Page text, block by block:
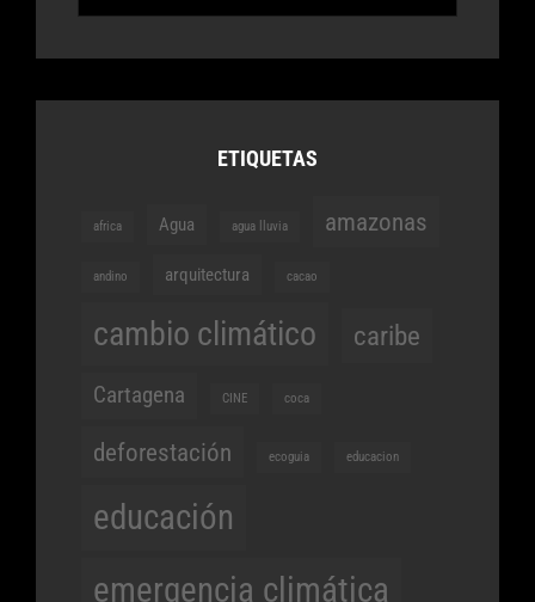
ETIQUETAS
africa Agua agua lluvia amazonas
andino arquitectura cacao
cambio climático caribe
Cartagena CINE coca
deforestación ecoguia educacion
educación
emergencia climática